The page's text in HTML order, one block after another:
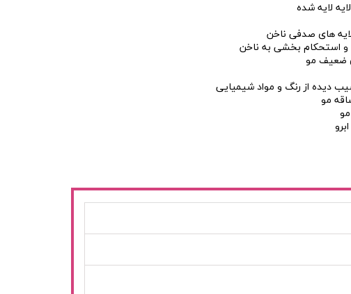
لایه شده
های صدفی ناخن
استحکام بخشی به ناخن
ضعیف مو
دیده از رنگ و مواد شیمیایی
مو